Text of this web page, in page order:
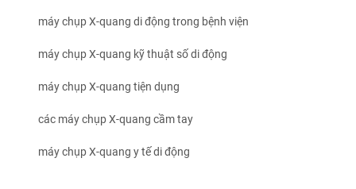
máy chụp X-quang di động trong bệnh viện
máy chụp X-quang kỹ thuật số di động
máy chụp X-quang tiện dụng
các máy chụp X-quang cầm tay
máy chụp X-quang y tế di động